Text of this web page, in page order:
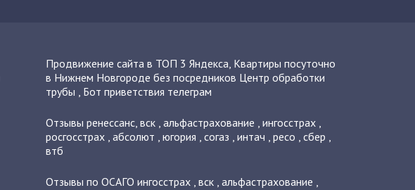
Продвижение сайта в ТОП 3 Яндекса, Квартиры посуточно
в Нижнем Новгороде без посредников Центр обработки
трубы , Бот приветствия телеграм
Отзывы ренессанс, вск, альфастрахование , ингосстрах,
росгосстрах, абсолют , югория , согаз , интач , ресо , сбер ,
втб
Отзывы по ОСАГО ингосстрах, вск, альфастрахование ,